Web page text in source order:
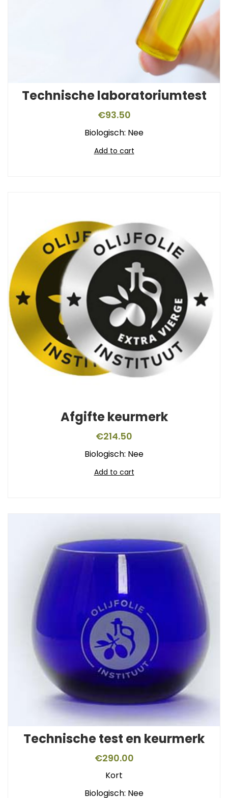
Technische laboratoriumtest
€93.50
Biologisch: Nee
Add to cart
Afgifte keurmerk
€214.50
Biologisch: Nee
Add to cart
Technische test en keurmerk
€290.00
Kort
Biologisch: Nee